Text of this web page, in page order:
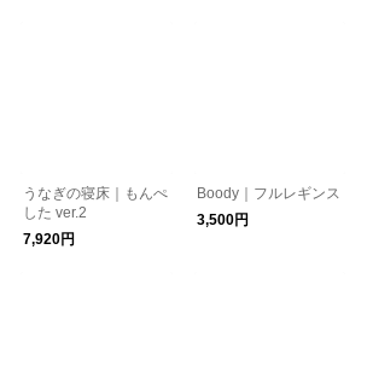
うなぎの寝床｜もんぺ
した ver.2
7,920円
Boody｜フルレギンス
3,500円